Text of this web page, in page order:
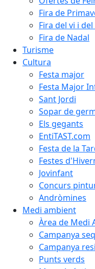
Fira de
Fira del vi i del
Fira de Nadal
Turisme
Cultura
Festa major
Festa Major
Sant Jordi
Sopar de
Els gegants
EntiTAST.com
Festa de la
Festes
Jovinfant
Concurs
Andròmines
Medi ambient
Àrea de Medi
Campanya
Campanya
Punts verds